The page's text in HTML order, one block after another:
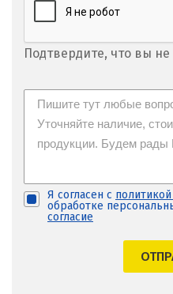
Подтвердите, что вы не
Я согласен с
обработке
согласие